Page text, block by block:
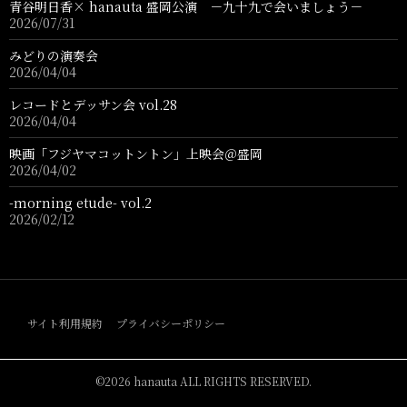
青谷明日香× hanauta 盛岡公演 －九十九で会いましょう－
2026/07/31
みどりの演奏会
2026/04/04
レコードとデッサン会 vol.28
2026/04/04
映画「フジヤマコットントン」上映会＠盛岡
2026/04/02
-morning etude- vol.2
2026/02/12
サイト利用規約 プライバシーポリシー
©2026 hanauta ALL RIGHTS RESERVED.